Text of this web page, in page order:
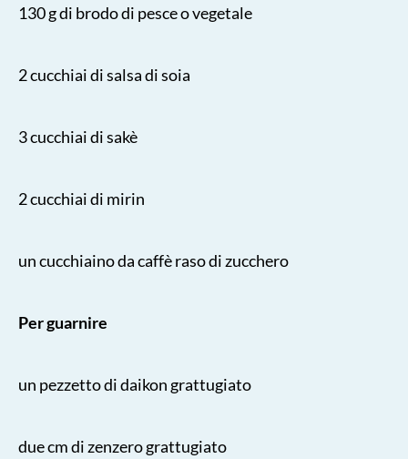
130 g di brodo di pesce o vegetale
2 cucchiai di salsa di soia
3 cucchiai di sakè
2 cucchiai di mirin
un cucchiaino da caffè raso di zucchero
Per guarnire
un pezzetto di daikon grattugiato
due cm di zenzero grattugiato